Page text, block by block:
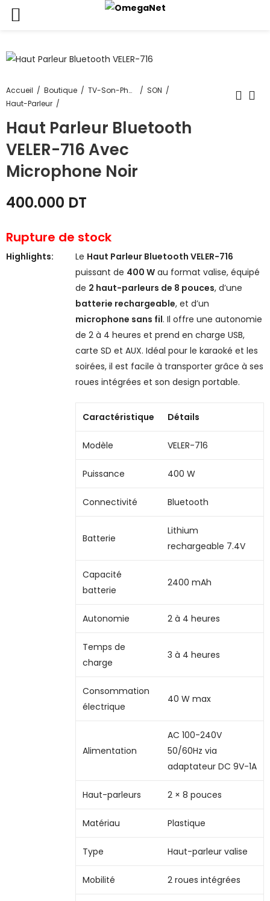
Accueil Boutique TV-Son-Photos
SON
Haut-Parleur
Haut Parleur Bluetooth
VELER-716 Avec
Microphone Noir
400.000 DT
Rupture de stock
Highlights: Le Haut Parleur Bluetooth VELER-716
puissant de 400 W au format valise, équipé
de 2 haut-parleurs de 8 pouces, d’une
batterie rechargeable, et d’un
microphone sans fil. Il offre une autonomie
de 2 à 4 heures et prend en charge USB,
carte SD et AUX. Idéal pour le karaoké et les
soirées, il est facile à transporter grâce à ses
roues intégrées et son design portable.
Caractéristique Détails
Modèle VELER-716
Puissance 400 W
Connectivité Bluetooth
Batterie
Lithium
rechargeable 7.4V
Capacité
batterie
2400 mAh
Autonomie 2 à 4 heures
Temps de
charge
3 à 4 heures
Consommation
électrique
40 W max
Alimentation
AC 100-240V
50/60Hz via
adaptateur DC 9V-1A
Haut-parleurs 2 × 8 pouces
Matériau Plastique
Type Haut-parleur valise
Mobilité 2 roues intégrées